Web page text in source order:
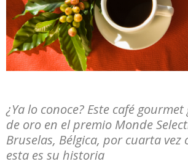
¿Ya lo conoce? Este café
de oro en el premio Monde
Bruselas, Bélgica, por cuarta vez
esta es su historia